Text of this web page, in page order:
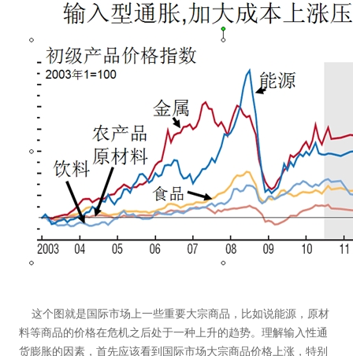
这个图就是国际市场上一些重要大宗商品，比如说能源，原材
料等商品的价格在危机之后处于一种上升的趋势。理解输入性通
货膨胀的因素，首先应该看到国际市场大宗商品价格上涨，特别